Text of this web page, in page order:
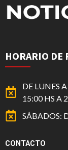
HORARIO DE
DE LUNES
15:00 HS A
SÁBADOS:
CONTACTO